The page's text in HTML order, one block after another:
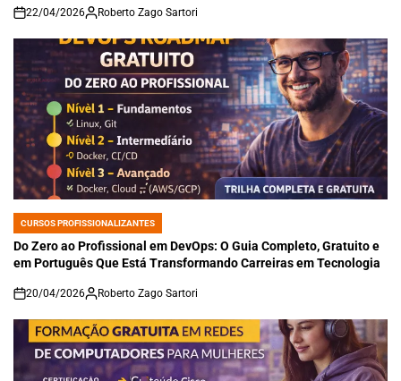
on
22/04/2026 Roberto Zago Sartori
POSTED
IN
CURSOS PROFISSIONALIZANTES
Do Zero ao Profissional em DevOps: O Guia Completo, Gratuito e
em Português Que Está Transformando Carreiras em Tecnologia
on
20/04/2026 Roberto Zago Sartori